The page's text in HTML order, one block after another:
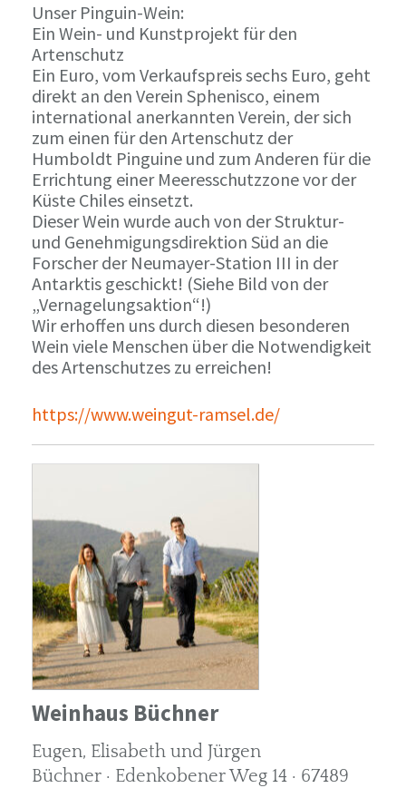
Unser Pinguin-Wein:
Ein Wein- und Kunstprojekt für den
Artenschutz
Ein Euro, vom Verkaufspreis sechs Euro, geht
direkt an den Verein Sphenisco, einem
international anerkannten Verein, der sich
zum einen für den Artenschutz der
Humboldt Pinguine und zum Anderen für die
Errichtung einer Meeresschutzzone vor der
Küste Chiles einsetzt.
Dieser Wein wurde auch von der Struktur-
und Genehmigungsdirektion Süd an die
Forscher der Neumayer-Station III in der
Antarktis geschickt! (Siehe Bild von der
„Vernagelungsaktion“!)
Wir erhoffen uns durch diesen besonderen
Wein viele Menschen über die Notwendigkeit
des Artenschutzes zu erreichen!
https://www.weingut-ramsel.de/
Weinhaus Büchner
Eugen, Elisabeth und Jürgen
Büchner · Edenkobener Weg 14 · 67489